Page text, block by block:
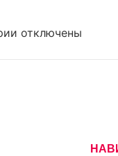
отключены